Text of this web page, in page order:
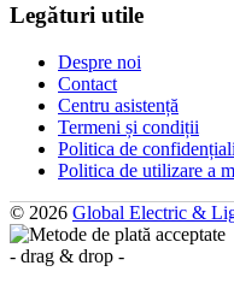
Legături utile
Despre noi
Contact
Centru asistență
Termeni și condiții
Politica de
Politica de utilizare a
© 2026 Global Electric &
- drag & drop -